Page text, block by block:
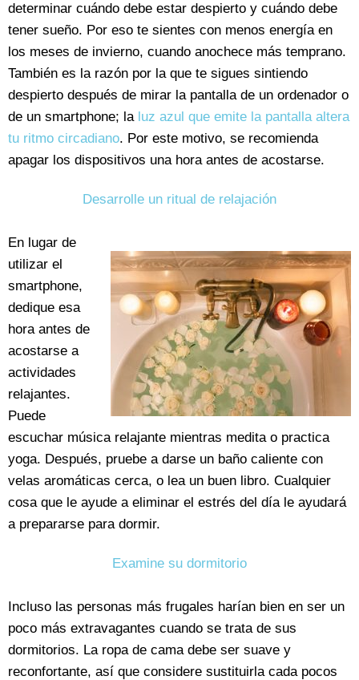
determinar cuándo debe estar despierto y cuándo debe
tener sueño. Por eso te sientes con menos energía en
los meses de invierno, cuando anochece más temprano.
También es la razón por la que te sigues sintiendo
despierto después de mirar la pantalla de un ordenador o
de un smartphone; la luz azul que emite la pantalla altera
tu ritmo circadiano. Por este motivo, se recomienda
apagar los dispositivos una hora antes de acostarse.
Desarrolle un ritual de relajación
En lugar de
utilizar el
smartphone,
dedique esa
hora antes de
acostarse a
actividades
relajantes.
Puede
escuchar música relajante mientras medita o practica
yoga. Después, pruebe a darse un baño caliente con
velas aromáticas cerca, o lea un buen libro. Cualquier
cosa que le ayude a eliminar el estrés del día le ayudará
a prepararse para dormir.
Examine su dormitorio
Incluso las personas más frugales harían bien en ser un
poco más extravagantes cuando se trata de sus
dormitorios. La ropa de cama debe ser suave y
reconfortante, así que considere sustituirla cada pocos